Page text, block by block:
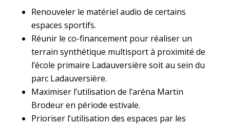
Renouveler le matériel audio de certains
espaces sportifs.
Réunir le co-financement pour réaliser un
terrain synthétique multisport à proximité de
l’école primaire Ladauversière soit au sein du
parc Ladauversière.
Maximiser l’utilisation de l’aréna Martin
Brodeur en période estivale.
Prioriser l’utilisation des espaces par les